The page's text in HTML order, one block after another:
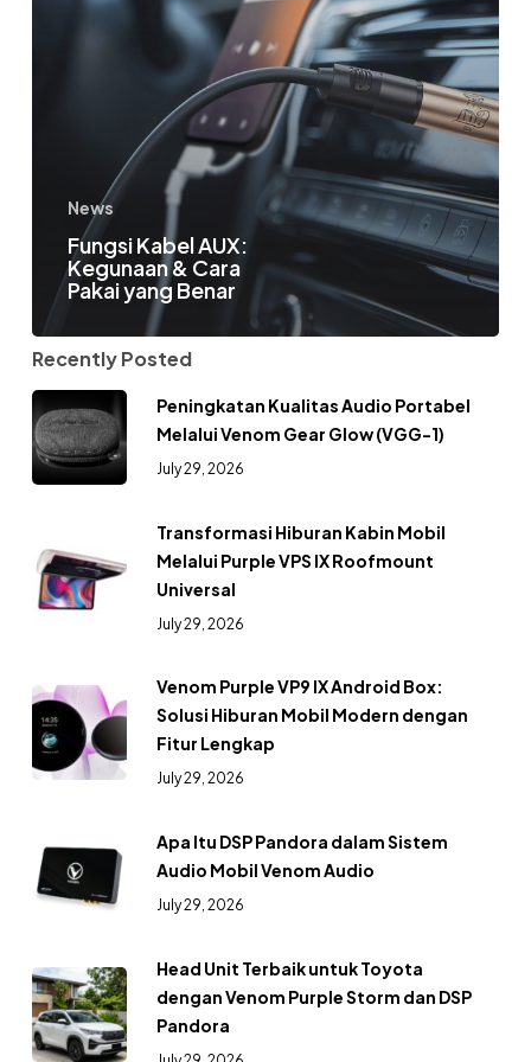
News
Fungsi Kabel AUX:
Kegunaan & Cara
Pakai yang Benar
Recently Posted
Peningkatan Kualitas Audio Portabel
Melalui Venom Gear Glow (VGG-1)
July 29, 2026
Transformasi Hiburan Kabin Mobil
Melalui Purple VPS IX Roofmount
Universal
July 29, 2026
Venom Purple VP9 IX Android Box:
Solusi Hiburan Mobil Modern dengan
Fitur Lengkap
July 29, 2026
Apa Itu DSP Pandora dalam Sistem
Audio Mobil Venom Audio
July 29, 2026
Head Unit Terbaik untuk Toyota
dengan Venom Purple Storm dan DSP
Pandora